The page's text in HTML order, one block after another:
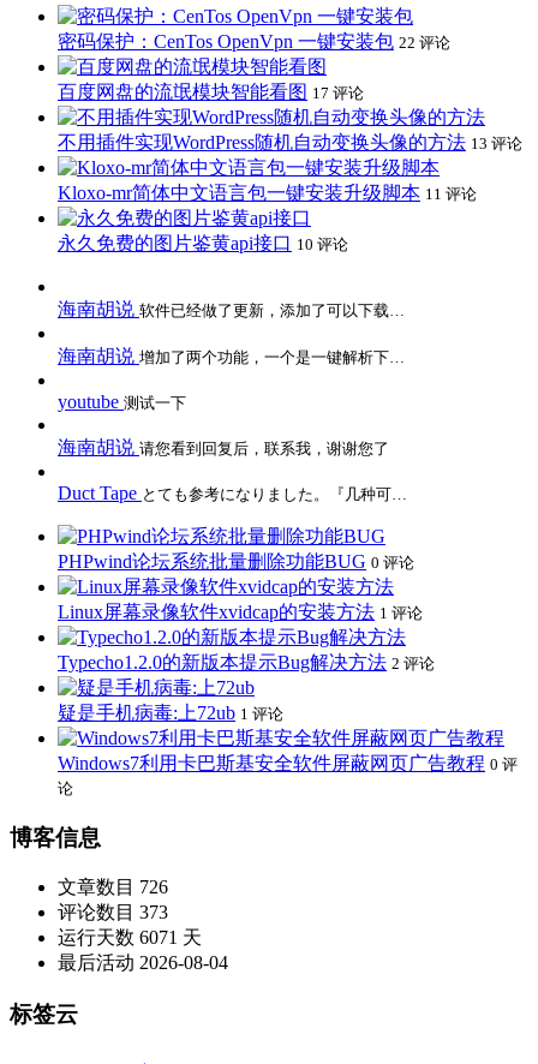
密码保护：CenTos OpenVpn 一键安装包 22 评论
百度网盘的流氓模块智能看图 17 评论
不用插件实现WordPress随机自动变换头像的方法 13 评论
Kloxo-mr简体中文语言包一键安装升级脚本 11 评论
永久免费的图片鉴黄api接口 10 评论
海南胡说 软件已经做了更新，添加了可以下载…
海南胡说 增加了两个功能，一个是一键解析下…
youtube 测试一下
海南胡说 请您看到回复后，联系我，谢谢您了
Duct Tape とても参考になりました。『几种可…
PHPwind论坛系统批量删除功能BUG 0 评论
Linux屏幕录像软件xvidcap的安装方法 1 评论
Typecho1.2.0的新版本提示Bug解决方法 2 评论
疑是手机病毒:上72ub 1 评论
Windows7利用卡巴斯基安全软件屏蔽网页广告教程 0 评
论
博客信息
文章数目 726
评论数目 373
运行天数 6071 天
最后活动 2026-08-04
标签云